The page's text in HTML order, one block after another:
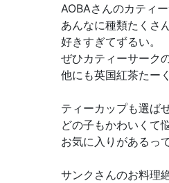
AOBAさんのカティ
あんなに種類たくさ
好きすぎてずるい。
ぜひカティーサーク
他にも英国紅茶たー
ティーカップも選ば
どの子もかわいくて
お気に入りがあるっ
サンクさんのお料理